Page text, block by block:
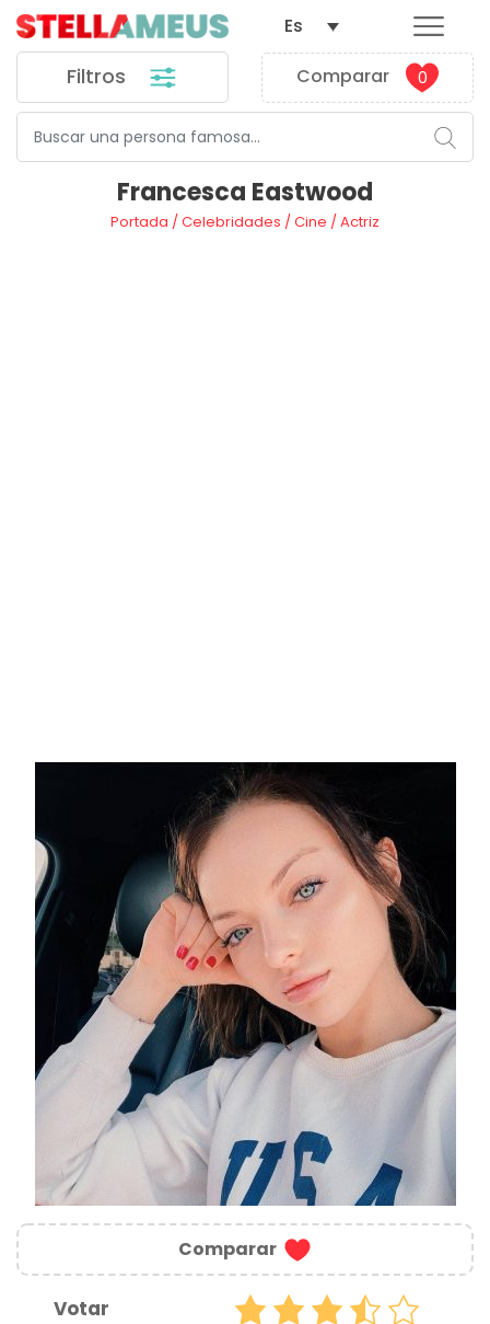
Filtros Comparar 0
Es
Francesca Eastwood
Portada /Celebridades /Cine /Actriz
Comparar
Votar